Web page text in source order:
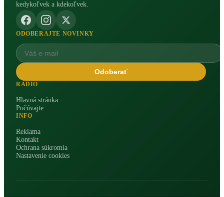
kedykoľvek a kdekoľvek.
ODOBERAJTE NOVINKY
Odoberať
RÁDIO
Hlavná stránka
Počúvajte
INFO
Reklama
Kontakt
Ochrana súkromia
Nastavenie cookies